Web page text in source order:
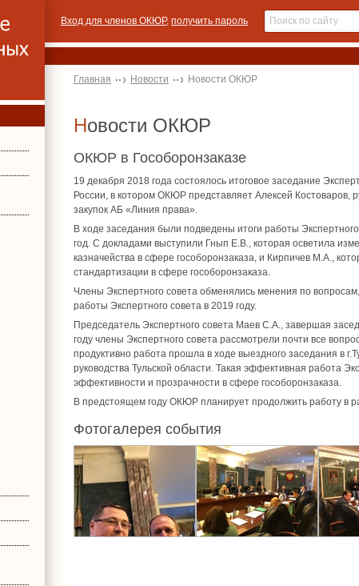
Вход для членов ОКЮР, получить пароль
Главная Новости Новости ОКЮР
Новости ОКЮР
ОКЮР в Гособоронзаказе
19 декабря 2018 года состоялось итоговое заседание
России, в котором ОКЮР представляет Алексей Костоваров,
закупок АБ «Линия права».
В ходе заседания были подведены итоги работы
год. С докладами выступили Гнып Е.В., которая осветила
казначейства в сфере гособоронзаказа, и Кирпичев М.А.,
стандартизации в сфере гособоронзаказа.
Члены Экспертного совета обменялись менения по
работы Экспертного совета в 2019 году.
Председатель Экспертного совета Маев С.А., завершая
году члены Экспертного совета рассмотрели почти все
продуктивно работа прошла в ходе выездного заседания в
руководства Тульской области. Такая эффективная работа
эффективности и прозрачности в сфере гособоронзаказа.
В предстоящем году ОКЮР планирует продолжить работу в
Фотогалерея события